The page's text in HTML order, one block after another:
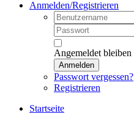
Anmelden/Registrieren
Angemeldet bleiben
Anmelden
Passwort vergessen?
Registrieren
Startseite